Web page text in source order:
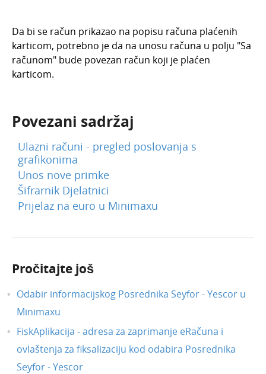
Da bi se račun prikazao na popisu računa plaćenih
karticom, potrebno je da na unosu računa u polju "Sa
računom" bude povezan račun koji je plaćen
karticom.
Povezani sadržaj
Ulazni računi - pregled poslovanja s
grafikonima
Unos nove primke
Šifrarnik Djelatnici
Prijelaz na euro u Minimaxu
Pročitajte još
Odabir informacijskog Posrednika Seyfor - Yescor u
Minimaxu
FiskAplikacija - adresa za zaprimanje eRačuna i
ovlaštenja za fiksalizaciju kod odabira Posrednika
Seyfor - Yescor